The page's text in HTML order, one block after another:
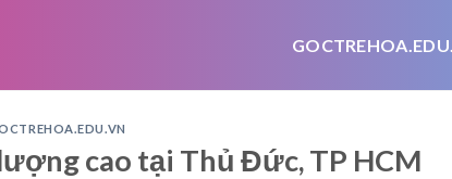
cao tại Thủ Đức, TP HCM